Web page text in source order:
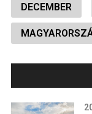
DECEMBER